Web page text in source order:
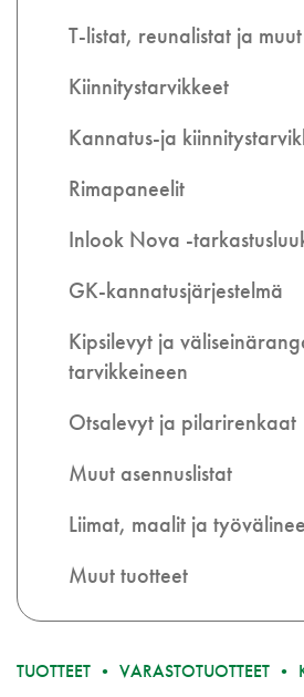
T-listat, reunalistat ja
Kiinnitystarvikkeet
Kannatus-ja
Rimapaneelit
Inlook Nova -
GK-kannatusjärjestelmä
Kipsilevyt ja
tarvikkeineen
Otsalevyt ja pilarirenkaat
Muut asennuslistat
Liimat, maalit ja
Muut tuotteet
TUOTTEET VARASTOTUOTTEET